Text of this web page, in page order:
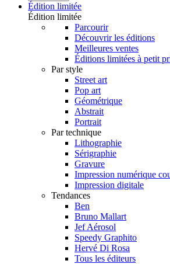
Édition limitée
Édition limitée
Parcourir
Découvrir les éditions
Meilleures ventes
Éditions limitées à petit
Par style
Street art
Pop art
Géométrique
Abstrait
Portrait
Par technique
Lithographie
Sérigraphie
Gravure
Impression numérique
Impression digitale
Tendances
Ben
Bruno Mallart
Jef Aérosol
Speedy Graphito
Hervé Di Rosa
Tous les éditeurs